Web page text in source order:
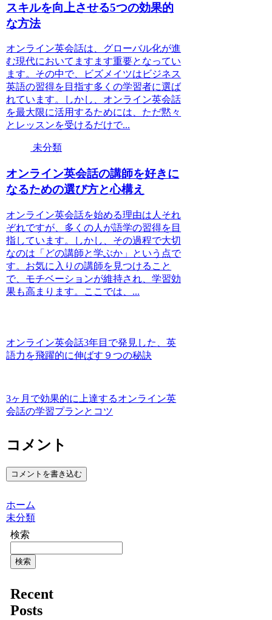
スキルを向上させる5つの効果的
な方法
オンライン英会話は、グローバル化が進
む現代においてますます重要となってい
ます。その中で、ビズメイツはビジネス
英語の習得を目指す多くの学習者に選ば
れています。しかし、オンライン英会話
を最大限に活用するためには、ただ黙々
とレッスンを受けるだけで...
未分類
オンライン英会話の講師を好きに
なるための選び方と心構え
オンライン英会話を始める理由は人それ
ぞれですが、多くの人が語学の習得を目
指しています。しかし、その過程で大切
なのは「どの講師と学ぶか」という点で
す。お気に入りの講師を見つけること
で、モチベーションが維持され、学習効
果も高まります。ここでは、...
オンライン英会話3年目で発見した、英
語力を飛躍的に伸ばす９つの秘訣
3ヶ月で効果的に上達するオンライン英
会話の学習プランとコツ
コメント
コメントを書き込む
ホーム
未分類
検索
検索
Recent
Posts